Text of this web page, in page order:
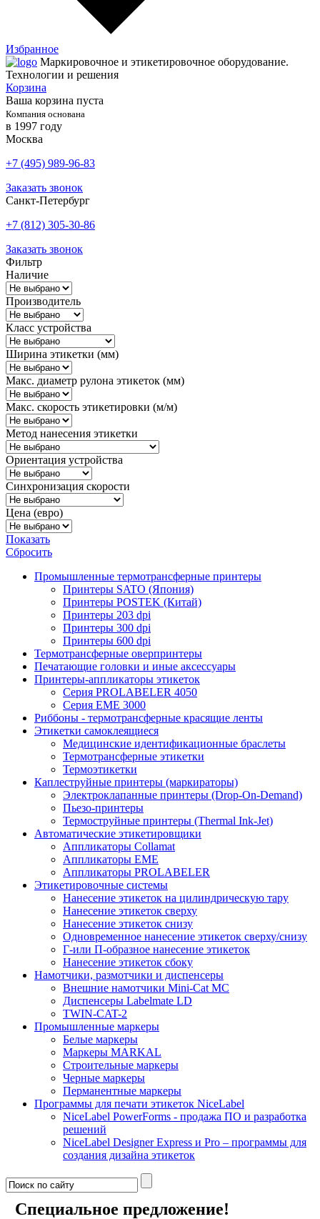
Избранное
Маркировочное и этикетировочное оборудование.
Технологии и решения
Корзина
Ваша корзина пуста
Компания основана
в 1997 году
Москва
+7 (495) 989-96-83
Заказать звонок
Санкт-Петербург
+7 (812) 305-30-86
Заказать звонок
Фильтр
Наличие
Производитель
Класс устройства
Ширина этикетки (мм)
Макс. диаметр рулона этикеток (мм)
Макс. скорость этикетировки (м/м)
Метод нанесения этикетки
Ориентация устройства
Синхронизация скорости
Цена (евро)
Показать
Сбросить
Промышленные термотрансферные принтеры
Принтеры SATO (Япония)
Принтеры POSTEK (Китай)
Принтеры 203 dpi
Принтеры 300 dpi
Принтеры 600 dpi
Термотрансферные оверпринтеры
Печатающие головки и иные аксессуары
Принтеры-аппликаторы этикеток
Серия PROLABELER 4050
Серия EME 3000
Риббоны - термотрансферные красящие ленты
Этикетки самоклеящиеся
Медицинские идентификационные браслеты
Термотрансферные этикетки
Термоэтикетки
Каплеструйные принтеры (маркираторы)
Электроклапанные принтеры (Drop-On-Demand)
Пьезо-принтеры
Термоструйные принтеры (Thermal Ink-Jet)
Автоматические этикетировщики
Аппликаторы Collamat
Аппликаторы EME
Аппликаторы PROLABELER
Этикетировочные системы
Нанесение этикеток на цилиндрическую тару
Нанесение этикеток сверху
Нанесение этикеток снизу
Одновременное нанесение этикеток сверху/снизу
Г-или П-образное нанесение этикеток
Нанесение этикеток сбоку
Намотчики, размотчики и диспенсеры
Внешние намотчики Mini-Cat MC
Диспенсеры Labelmate LD
TWIN-CAT-2
Промышленные маркеры
Белые маркеры
Маркеры MARKAL
Строительные маркеры
Черные маркеры
Перманентные маркеры
Программы для печати этикеток NiceLabel
NiceLabel PowerForms - продажа ПО и разработка
решений
NiceLabel Designer Express и Pro – программы для
создания дизайна этикеток
Специальное предложение!